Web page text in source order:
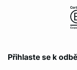
Přihlaste se k